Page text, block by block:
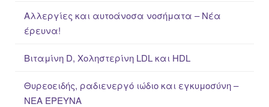
Αλλεργίες και αυτοάνοσα νοσήματα – Νέα
έρευνα!
Βιταμίνη D, Χοληστερίνη LDL και HDL
Θυρεοειδής, ραδιενεργό ιώδιο και εγκυμοσύνη –
ΝΕΑ ΈΡΕΥΝΑ